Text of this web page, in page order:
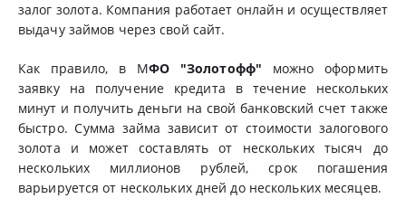
залог золота. Компания работает онлайн и осуществляет
выдачу займов через свой сайт.
Как правило, в МФО "Золотофф" можно оформить
заявку на получение кредита в течение нескольких
минут и получить деньги на свой банковский счет также
быстро. Сумма займа зависит от стоимости залогового
золота и может составлять от нескольких тысяч до
нескольких миллионов рублей, срок погашения
варьируется от нескольких дней до нескольких месяцев.